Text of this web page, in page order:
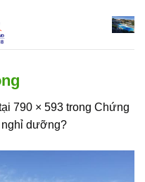
790 × 593 trong Chứng
nghỉ dưỡng?